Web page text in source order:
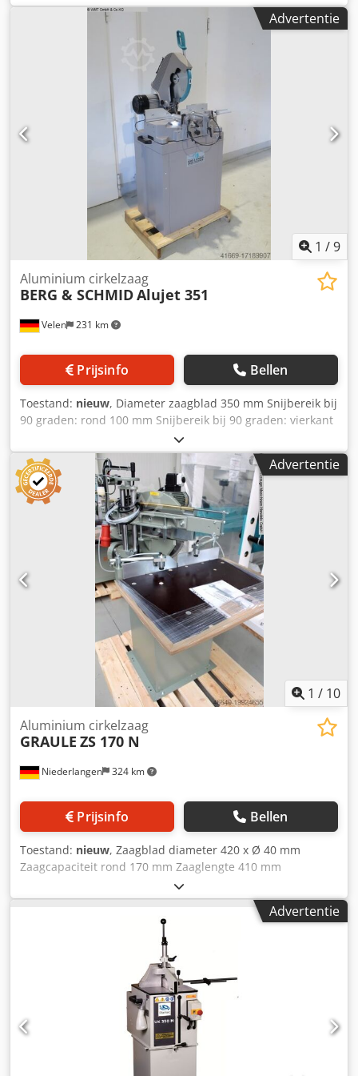
bij 45 graden: vlak 110 x 125 mm Zaagbladsnelheid 3000
rpm Dcjdpfsuay Dlex Ahqek Totaal benodigd vermogen
1,75 kW Machinegewicht ca. 140 kg Afmetingen L x B x H
1,0 x 0,65 x 1,5 m Aluminium verstekzaag - Verstek
links/rechts 45° - Pneumatisch dubbel klemsysteem - met
nevelsproei-inrichting - met machinebasisframe -
Rollenbaan 3m met materiaalaanslag - Machine voeten
Advertentie
1 /9
Velen 231 km
Aluminium cirkelzaag
BERG & SCHMIDAlujet 351
Prijsinfo Bellen
Toestand: nieuw, Diameter zaagblad 350 mm Snijbereik bij
90 graden: rond 100 mm Snijbereik bij 90 graden: vierkant
100 mm Snijbereik bij 90 graden: vlak 100 x 195 mm
Snijbereik bij 45 graden: rond 100 mm Snijbereik bij 45
graden: vierkant 100 mm Snijbereik bij 45 graden: vierkant
100 x 135 mm Toerental zaagblad 2800 rpm Totaal
benodigd vermogen 1,5 kW Machinegewicht ca. 250 kg
Afmetingen L x B x H 0,7 x 0,7 x 1,4 m Dcodpfx
Asupxaxjhqsk LET OP: SPECIALE AANBIEDINGSPRIJS -
Verstek links/rechts 45° - Vaste vergrendelpunten voor de
belangrijkste verstekhoeken - Pneumatisch dubbel
klemsysteem - Motorveiligheidsrem - compleet met
nevelspuitapparaat en machinebasisframe
Advertentie
1 / 10
Niederlangen 324 km
Aluminium cirkelzaag
GRAULE ZS 170 N
Prijsinfo Bellen
Toestand: nieuw, Zaagblad diameter 420 x Ø 40 mm
Zaagcapaciteit rond 170 mm Zaaglengte 410 mm
Zaagbladafmetingen 420x3,2/2,4x40 mm Toerental 3500
t/min Afzuigaansluiting Ø 100 mm Totaal benodigd
vermogen 3,0 kW Machinegewicht ca. 120 kg Benodigde
ruimte ca. 1300 x 800 x 1600 mm - Afkort- en
verstekcirkelzagen voor afkorten * Aandrijfmotor 3,0 kW –
400 Volt - Dubbele verstekinstelling (60°/45°) met vaste
aanslag - Verdraaid zaagsnede beide zijden 45°, met vaste
aanslag - Robuuste gietijzeren constructie - Precieze
kogelbusgeleiding van de gereedschapswagen op geharde
en geslepen stalen assen - Handmatige zaagtoevoer -
Zaagblad traploos in hoogte verstelbaar - Flens voor
optionele afzuiging Zaaggegevens: - Zaaglengte bij 90° =
Advertentie